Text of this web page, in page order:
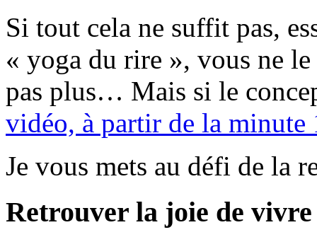
Si tout cela ne suffit pas,
« yoga du rire », vous ne
pas plus… Mais si le
vidéo, à partir de la
Je vous mets au défi de la
Retrouver la joie de vivre